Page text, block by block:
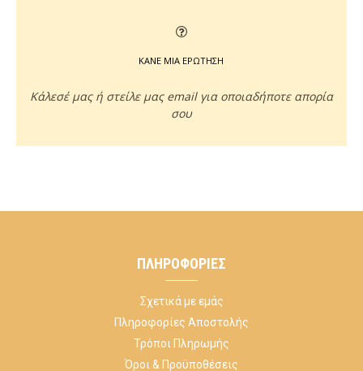
ΚΑΝΕ ΜΙΑ ΕΡΩΤΗΣΗ
Κάλεσέ μας ή στείλε μας email για οποιαδήποτε απορία
σου
ΠΛΗΡΟΦΟΡΊΕΣ
Σχετικά με εμάς
Πληροφορίες Αποστολής
Τρόποι Πληρωμής
Όροι & Προϋποθέσεις